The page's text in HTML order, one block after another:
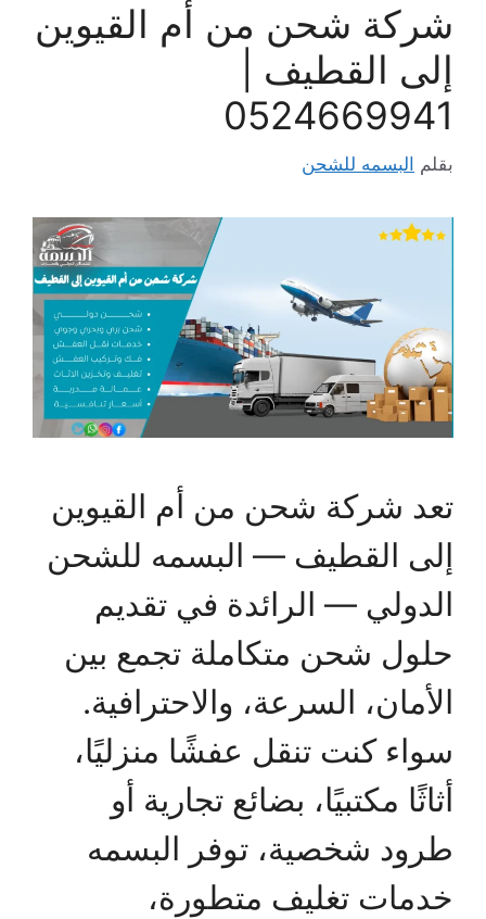
شركة شحن من أم القيوين
إلى القطيف |
0524669941
بقلم البسمه للشحن
تعد شركة شحن من أم القيوين
إلى القطيف — البسمه للشحن
الدولي — الرائدة في تقديم
حلول شحن متكاملة تجمع بين
الأمان، السرعة، والاحترافية.
سواء كنت تنقل عفشًا منزليًا،
أثاثًا مكتبيًا، بضائع تجارية أو
طرود شخصية، توفر البسمه
خدمات تغليف متطورة،